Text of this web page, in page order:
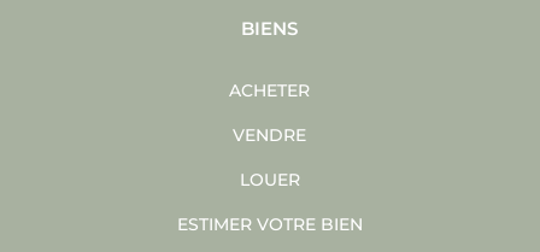
BIENS
ACHETER
VENDRE
LOUER
ESTIMER VOTRE BIEN